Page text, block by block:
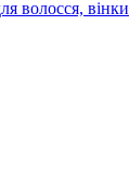
волосся, вінки